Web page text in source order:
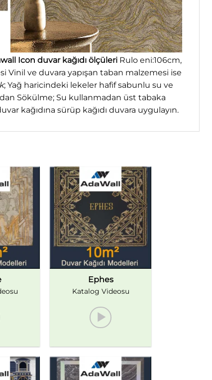
Icon duvar kağıdı ölçüleri Rulo eni:106cm,
Vinil ve duvara yapışan taban malzemesi ise
; Yağ haricindeki lekeler hafif sabunlu su ve
Sökülme; Su kullanmadan üst tabaka
duvar kağıdına sürüp kağıdı duvara uygulayın.
Ephes
Katalog Videosu